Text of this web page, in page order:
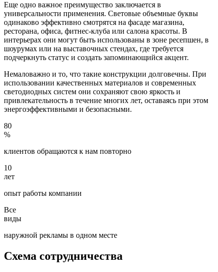
Еще одно важное преимущество заключается в
универсальности применения. Световые объемные буквы
одинаково эффективно смотрятся на фасаде магазина,
ресторана, офиса, фитнес-клуба или салона красоты. В
интерьерах они могут быть использованы в зоне ресепшен, в
шоурумах или на выставочных стендах, где требуется
подчеркнуть статус и создать запоминающийся акцент.
Немаловажно и то, что такие конструкции долговечны. При
использовании качественных материалов и современных
светодиодных систем они сохраняют свою яркость и
привлекательность в течение многих лет, оставаясь при этом
энергоэффективными и безопасными.
80
%
клиентов обращаются к нам повторно
10
лет
опыт работы компании
Все
виды
наружной рекламы в одном месте
Схема сотрудничества